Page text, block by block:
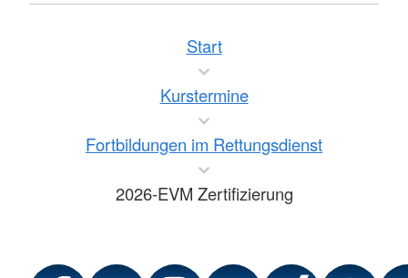
Start
Kurstermine
Fortbildungen im Rettungsdienst
2026-EVM Zertifizierung